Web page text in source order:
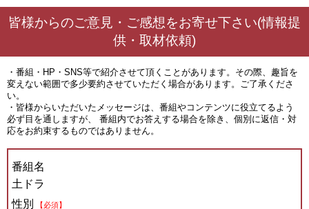
皆様からのご意見・ご感想をお寄せ下さい(情報提
供・取材依頼)
・番組・HP・SNS等で紹介させて頂くことがあります。その際、趣旨を
変えない範囲で多少要約させていただく場合があります。ご了承くださ
い。
・皆様からいただいたメッセージは、番組やコンテンツに役立てるよう
必ず目を通しますが、 番組内でお答えする場合を除き、個別に返信・対
応をお約束するものではありません。
番組名
土ドラ
性別
【必須】